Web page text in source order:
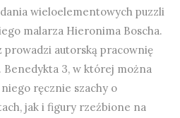
wieloelementowych puzzli
malarza Hieronima Boscha.
prowadzi autorską pracownię
Benedykta 3, w której można
ręcznie szachy o
jak i figury rzeźbione na